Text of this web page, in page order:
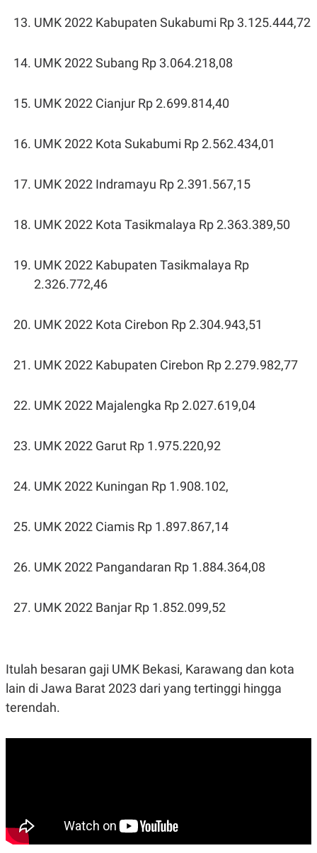
UMK 2022 Kabupaten Sukabumi Rp 3.125.444,72
UMK 2022 Subang Rp 3.064.218,08
UMK 2022 Cianjur Rp 2.699.814,40
UMK 2022 Kota Sukabumi Rp 2.562.434,01
UMK 2022 Indramayu Rp 2.391.567,15
UMK 2022 Kota Tasikmalaya Rp 2.363.389,50
UMK 2022 Kabupaten Tasikmalaya Rp
2.326.772,46
UMK 2022 Kota Cirebon Rp 2.304.943,51
UMK 2022 Kabupaten Cirebon Rp 2.279.982,77
UMK 2022 Majalengka Rp 2.027.619,04
UMK 2022 Garut Rp 1.975.220,92
UMK 2022 Kuningan Rp 1.908.102,
UMK 2022 Ciamis Rp 1.897.867,14
UMK 2022 Pangandaran Rp 1.884.364,08
UMK 2022 Banjar Rp 1.852.099,52
Itulah besaran gaji UMK Bekasi, Karawang dan kota
lain di Jawa Barat 2023 dari yang tertinggi hingga
terendah.